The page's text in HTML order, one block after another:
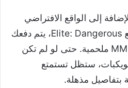
إلى الواقع الافتراضي
بمثابة تطابق مثالي. مع Elite: Dangerous، يتم دفعك
إلى الفضاء في لعبة MMO ملحمية. حتى لو لم تكن
ستظل تستمتع
بتفاصيل مذهلة.